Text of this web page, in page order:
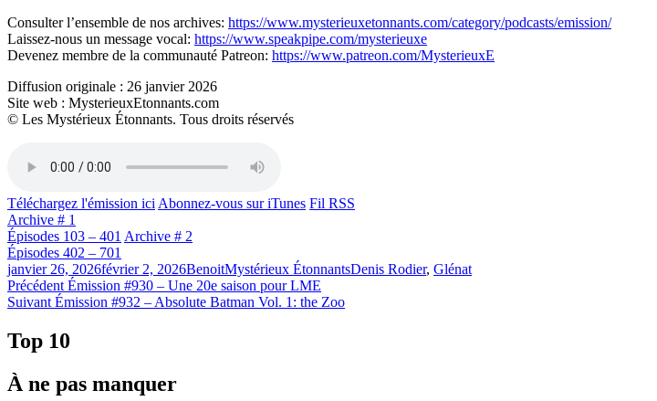
Consulter l’ensemble de nos archives: https://www.mysterieuxetonnants.com/category/podcasts/emission/
Laissez-nous un message vocal: https://www.speakpipe.com/mysterieuxe
Devenez membre de la communauté Patreon: https://www.patreon.com/MysterieuxE
Diffusion originale : 26 janvier 2026
Site web : MysterieuxEtonnants.com
© Les Mystérieux Étonnants. Tous droits réservés
Téléchargez l'émission ici Abonnez-vous sur iTunes Fil RSS
Archive # 1
Épisodes 103 – 401 Archive # 2
Épisodes 402 – 701
Publié
le
janvier 26, 2026février 2, 2026BenoitCatégories
Mystérieux ÉtonnantsÉtiquettes
Denis Rodier, Glénat
Navigation
de
l'article
Précédent Article
précédent :
Émission #930 – Une 20e saison pour LME
Suivant Article
Émission #932 – Absolute Batman Vol. 1: the Zoo
Top 10
À ne pas manquer